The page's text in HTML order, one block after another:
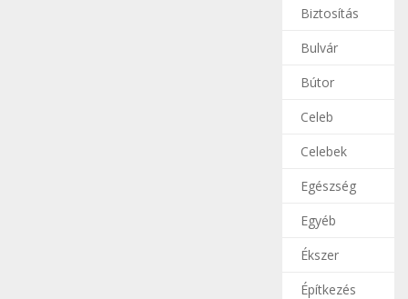
Biztosítás
Bulvár
Bútor
Celeb
Celebek
Egészség
Egyéb
Ékszer
Építkezés